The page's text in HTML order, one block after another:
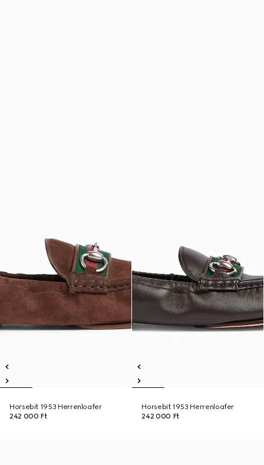
Horsebit 1953 Herrenloafer
242 000 Ft
Horsebit 1953 Herrenloafer
242 000 Ft